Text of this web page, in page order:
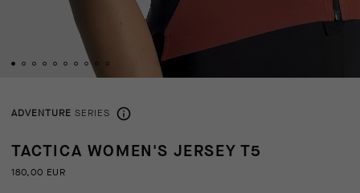
ADVENTURE SERIES
TACTICA WOMEN'S JERSEY T5
180,00 EUR